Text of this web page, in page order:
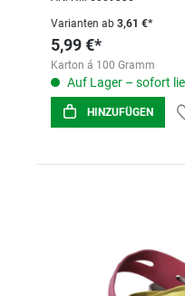
Varianten ab 3,61 €*
5,99 €*
Karton á 100 Gramm
Auf Lager – sofort
HINZUFÜGEN